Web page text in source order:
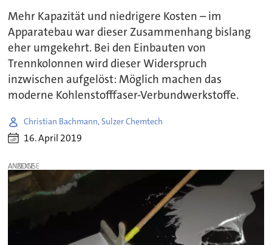
Mehr Kapazität und niedrigere Kosten – im
Apparatebau war dieser Zusammenhang bislang
eher umgekehrt. Bei den Einbauten von
Trennkolonnen wird dieser Widerspruch
inzwischen aufgelöst: Möglich machen das
moderne Kohlenstofffaser-Verbundwerkstoffe.
Christian Bachmann, Sulzer Chemtech
16. April 2019
ANZEIGE